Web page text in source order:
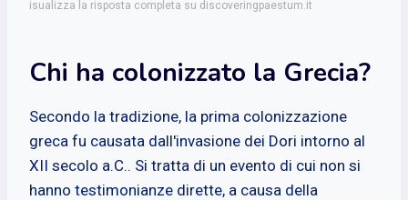
isualizza la risposta completa su discoveringpaestum.it
Chi ha colonizzato la Grecia?
Secondo la tradizione, la prima colonizzazione
greca fu causata dall'invasione dei Dori intorno al
XII secolo a.C.. Si tratta di un evento di cui non si
hanno testimonianze dirette, a causa della